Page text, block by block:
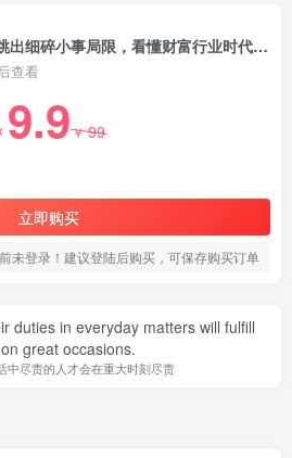
穿透周期本质认知提升：跳出细碎小事局限，看懂财富行业时代周期掌握人生核心选择
查看
9.9￥99
立即购买
未登录！建议登陆后购买，可保存购买订单
duties in everyday matters will fulfill
great occasions.
中尽责的人才会在重大时刻尽责